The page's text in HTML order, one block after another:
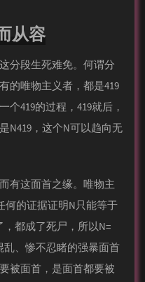
从容
分段生死难免。何谓分
的唯物主义者，都是419
419的过程，419就后，
N419，这个N可以趋向无
有这面首之缘。唯物主
何的证据证明N只能等于
都成了死尸，所以N=
乱、惨不忍睹的强暴面首
被面首，是面首都要被